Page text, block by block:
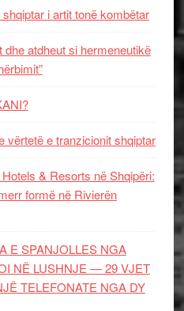
i artit tonë kombëtar
dhe atdheut si hermeneutikë
vërtetë e tranzicionit shqiptar
& Resorts në Shqipëri:
formë në Rivierën
E SPANJOLLES NGA
NË LUSHNJE — 29 VJET
TELEFONATE NGA DY